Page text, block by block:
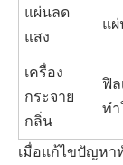
แผ่นลด
แสง
แ
เครื่อง
กระจาย
กลิ่น
ฟิล
ท
เมื่อแก้ไขปัญหา